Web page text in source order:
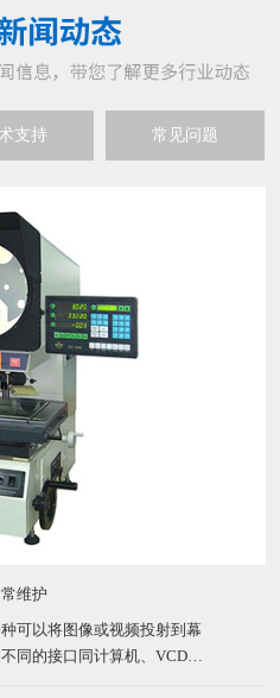
支持 常见问题
维护
可以将图像或视频投射到幕
同的接口同计算机、VCD、